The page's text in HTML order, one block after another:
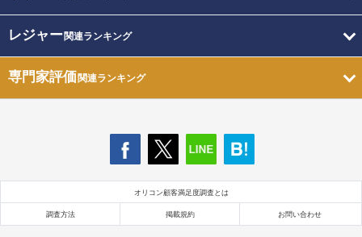
レジャー関連ランキング
専門家評価関連ランキング
オリコン顧客満足度調査とは
調査方法 掲載規約 お問い合わせ